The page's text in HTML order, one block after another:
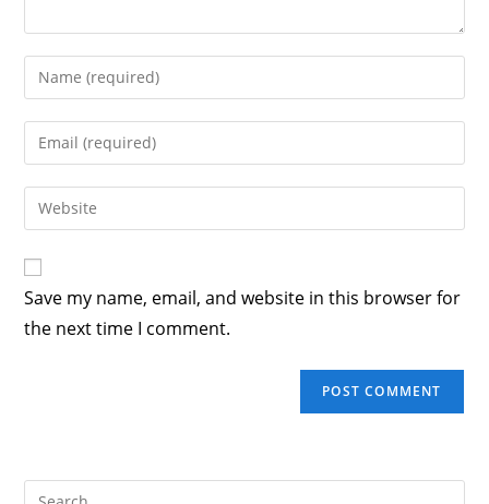
Save my name, email, and website in this browser for
the next time I comment.